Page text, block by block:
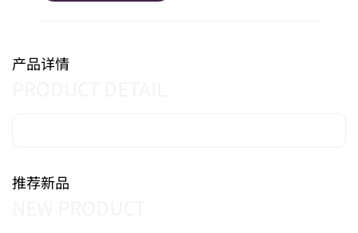
产品详情
推荐新品